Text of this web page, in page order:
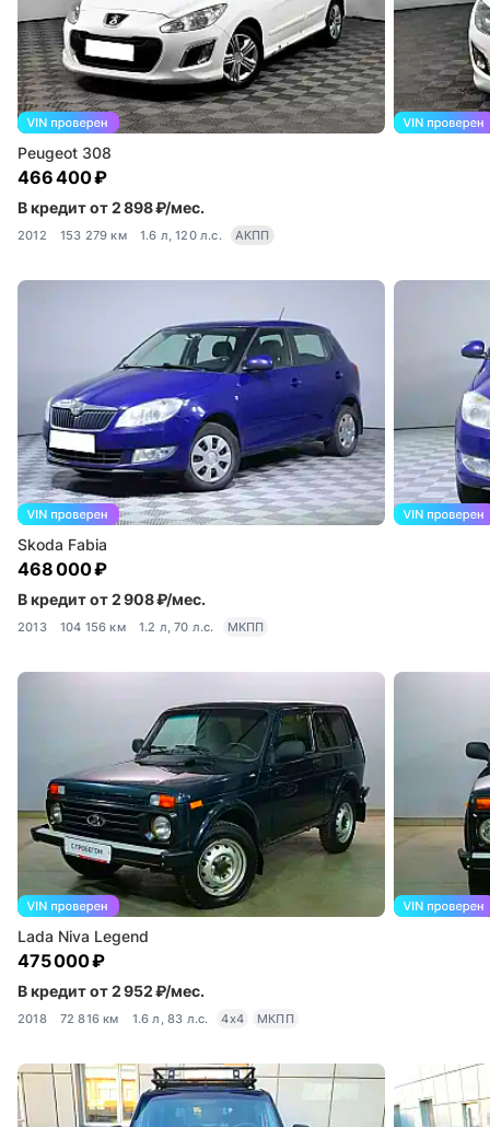
Peugeot 308
466 400 ₽
В кредит от 2 898 ₽/мес.
2012 153 279 км 1.6 л, 120 л.с. АКПП
Skoda Fabia
468 000 ₽
В кредит от 2 908 ₽/мес.
2013 104 156 км 1.2 л, 70 л.с. МКПП
Lada Niva Legend
475 000 ₽
В кредит от 2 952 ₽/мес.
2018 72 816 км 1.6 л, 83 л.с. 4x4 МКПП